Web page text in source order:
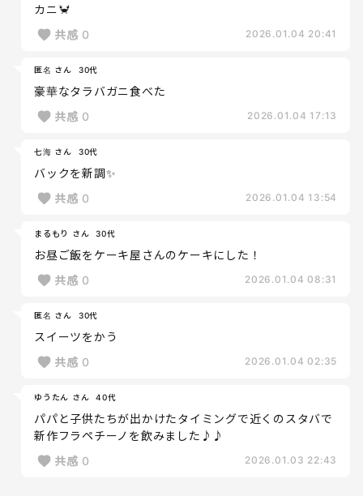
カニ🦀
共感 0 2026.01.04 20:41
匿名 さん 30代
豪華なタラバガニ食べた
共感 0 2026.01.04 17:13
七海 さん 30代
バックを新調✨
共感 0 2026.01.04 13:54
まるもり さん 30代
お昼ご飯をケーキ屋さんのケーキにした！
共感 0 2026.01.04 08:31
匿名 さん 30代
スイーツをかう
共感 0 2026.01.04 02:35
ゆうたん さん 40代
パパと子供たちが出かけたタイミングで近くのスタバで
新作フラペチーノを飲みました♪♪
共感 0 2026.01.03 22:43